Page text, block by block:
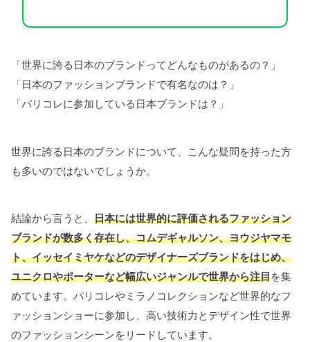
「世界に誇る日本のブランドってどんなものがあるの？」
「日本のファッションブランドで有名なのは？」
「パリコレに参加している日本ブランドは？」
世界に誇る日本のブランドについて、こんな疑問を持った方
も多いのではないでしょうか。
結論から言うと、 日本には世界的に評価されるファッション
ブランドが数多く存在し、コムデギャルソン、ヨウジヤマモ
ト、イッセイミヤケなどのデザイナーズブランドをはじめ、
ユニクロやポーターなど幅広いジャンルで世界から注目を集
めています。パリコレやミラノコレクションなど世界的なフ
ァッションショーに参加し、高い技術力とデザイン性で世界
のファッションシーンをリードしています。